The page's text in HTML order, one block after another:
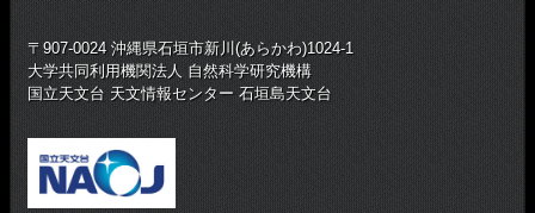
〒907-0024 沖縄県石垣市新川(あらかわ)1024-1
大学共同利用機関法人 自然科学研究機構
国立天文台 天文情報センター 石垣島天文台